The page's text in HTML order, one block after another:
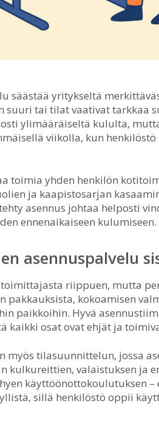
säästää yritykseltä
suuri tai tilat vaativat tarkkaa
ylimääräiseltä kululta,
viikolla, kun
toimia yhden henkilön
ja kaapistosarjan
asennus johtaa helposti
ennenaikaiseen kulumiseen.
asennuspalvelu
riippuen, mutta
kokoamisen
paikkoihin. Hyvä
kaikki osat ovat ehjät ja
myös tilasuunnittelun, jossa
kulkureittien, valaistuksen ja
käyttöönottokoulutuksen –
sillä henkilöstö oppii